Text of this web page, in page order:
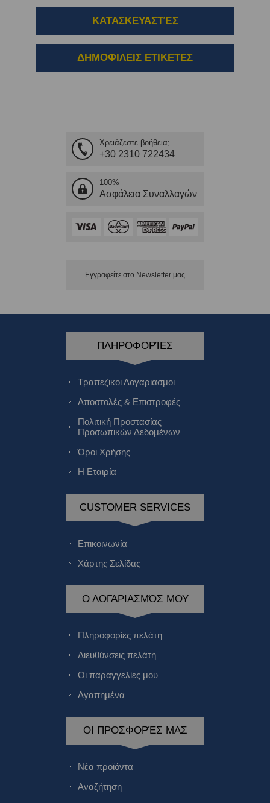
ΚΑΤΑΣΚΕΥΑΣΤΈΣ
ΔΗΜΟΦΙΛΕΙΣ ΕΤΙΚΕΤΕΣ
Χρειάζεστε βοήθεια;
+30 2310 722434
100%
Ασφάλεια Συναλλαγών
Εγγραφείτε στο Νewsletter μας
ΠΛΗΡΟΦΟΡΊΕΣ
Τραπεζικοι Λογαριασμοι
Αποστολές & Επιστροφές
Πολιτική Προστασίας
Προσωπικών Δεδομένων
Όροι Χρήσης
Η Εταιρία
CUSTOMER SERVICES
Επικοινωνία
Χάρτης Σελίδας
Ο ΛΟΓΑΡΙΑΣΜΌΣ ΜΟΥ
Πληροφορίες πελάτη
Διευθύνσεις πελάτη
Οι παραγγελίες μου
Αγαπημένα
ΟΙ ΠΡΟΣΦΟΡΈΣ ΜΑΣ
Νέα προϊόντα
Αναζήτηση